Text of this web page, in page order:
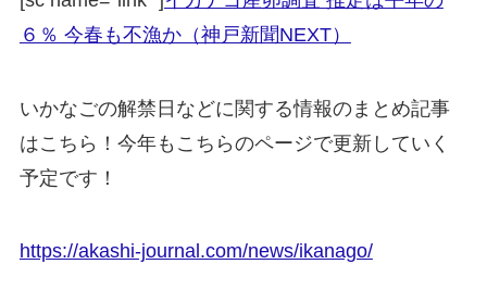
６％ 今春も不漁か（神戸新聞NEXT）
いかなごの解禁日などに関する情報のまとめ記事
はこちら！今年もこちらのページで更新していく
予定です！
https://akashi-journal.com/news/ikanago/